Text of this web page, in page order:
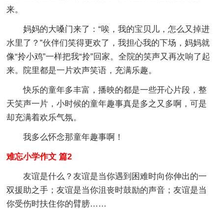
来。
妈妈的大嗓门来了：“唉，我的宝贝儿，怎么又掉进
水里了？”伙伴们笑得更欢了，我担心我的下场，妈妈就
像“拎小鸡”一样把我“拎”回家。全院的笑声又再次响了起
来。院里都是一片欢声笑语，充满乐趣。
快乐的童年多丰富，播映的都是一些开心片段，整
天笑声一片，小时候的童年趣事真是多之又多啊，可是
却充满着欢乐气氛。
我多么怀念那童年趣事啊！
难忘小学作文 篇2
友谊是什么？友谊是当你遇到困难时向你伸出的一
双援助之手；友谊是当你沮丧时鼓励的声音；友谊是当
你受伤时扶住你的臂膀……